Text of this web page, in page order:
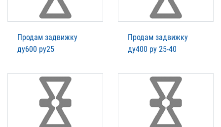
Продам задвижку
ду600 ру25
Продам задвижку
ду400 ру 25-40